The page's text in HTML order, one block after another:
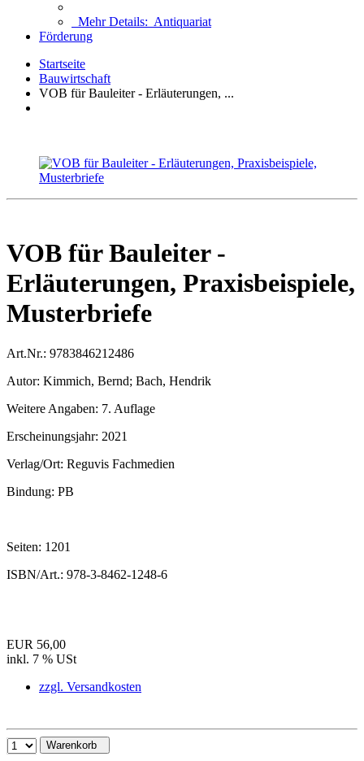
Mehr Details: Antiquariat
Förderung
Startseite
Bauwirtschaft
VOB für Bauleiter - Erläuterungen, ...
VOB für Bauleiter -
Erläuterungen, Praxisbeispiele,
Musterbriefe
Art.Nr.: 9783846212486
Autor: Kimmich, Bernd; Bach, Hendrik
Weitere Angaben: 7. Auflage
Erscheinungsjahr: 2021
Verlag/Ort: Reguvis Fachmedien
Bindung: PB
Seiten: 1201
ISBN/Art.: 978-3-8462-1248-6
EUR 56,00
inkl. 7 % USt
zzgl. Versandkosten
Warenkorb